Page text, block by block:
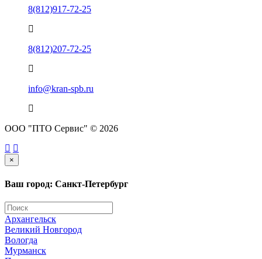
8(812)917-72-25
8(812)207-72-25
info@kran-spb.ru
ООО "ПТО Сервис" © 2026
×
Ваш город: Санкт-Петербург
Архангельск
Великий Новгород
Вологда
Мурманск